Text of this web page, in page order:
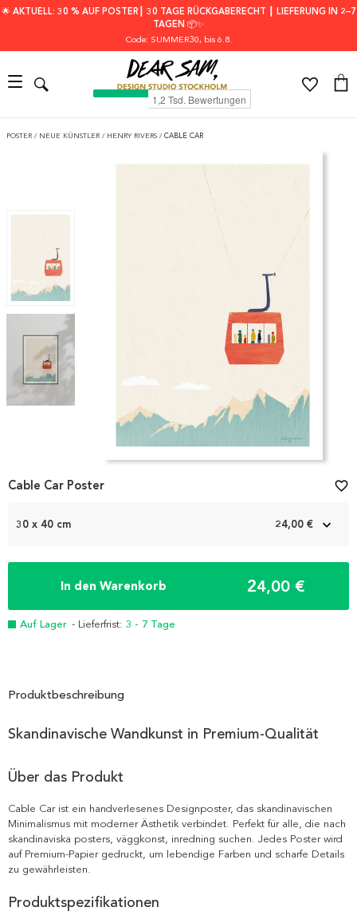
🌟 AKTUELL: 30 % AUF POSTER┃ 30 TAGE RÜCKGABERECHT ┃ LIEFERUNG IN 2–7
TAGEN 📦✨
Code: SUMMER30, bis 6.8.
POSTER / NEUE KÜNSTLER / HENRY RIVERS / CABLE CAR
1
30 x 40 cm 24,00 €
In den Warenkorb 24,00 €
Auf Lager - Lieferfrist: 3 - 7 Tage
Cable Car Poster favorite_border
Produktbeschreibung
Skandinavische Wandkunst in Premium-Qualität
Über das Produkt
Cable Car ist ein handverlesenes Designposter, das skandinavischen
Minimalismus mit moderner Ästhetik verbindet. Perfekt für alle, die nach
skandinaviska posters, väggkonst, inredning suchen. Jedes Poster wird
auf Premium-Papier gedruckt, um lebendige Farben und scharfe Details
zu gewährleisten.
Produktspezifikationen